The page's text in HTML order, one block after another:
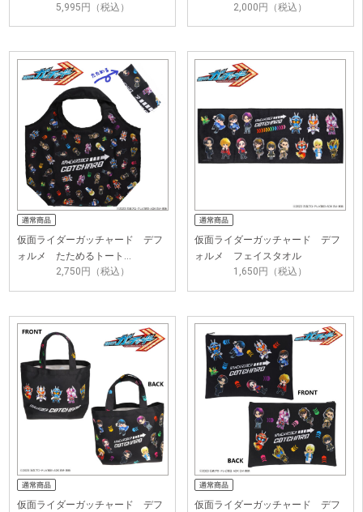
5,995円（税込）
2,000円（税込）
仮面ライダーガッチャード デフ
ォルメ たためるトート…
2,750円（税込）
仮面ライダーガッチャード デフ
ォルメ フェイスタオル
1,650円（税込）
仮面ライダーガッチャード デフ
仮面ライダーガッチャード デフ